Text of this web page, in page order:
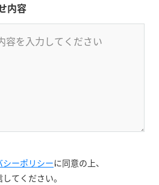
内容
シーポリシーに同意の上、
てください。